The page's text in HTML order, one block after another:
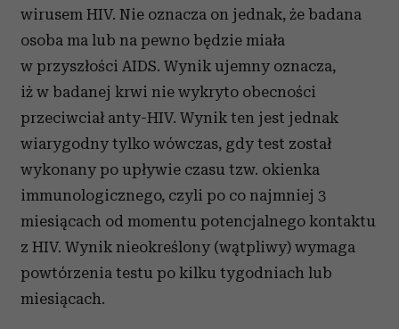
wirusem HIV. Nie oznacza on jednak, że badana
osoba ma lub na pewno będzie miała
w przyszłości AIDS. Wynik ujemny oznacza,
iż w badanej krwi nie wykryto obecności
przeciwciał anty-HIV. Wynik ten jest jednak
wiarygodny tylko wówczas, gdy test został
wykonany po upływie czasu tzw. okienka
immunologicznego, czyli po co najmniej 3
miesiącach od momentu potencjalnego kontaktu
z HIV. Wynik nieokreślony (wątpliwy) wymaga
powtórzenia testu po kilku tygodniach lub
miesiącach.